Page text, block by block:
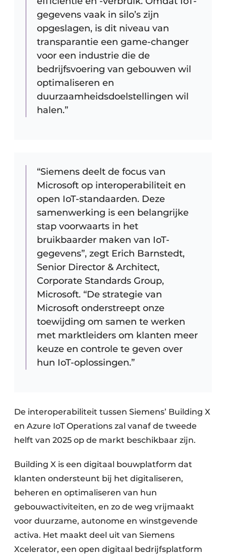
gegevens vaak in silo’s zijn
opgeslagen, is dit niveau van
transparantie een game-changer
voor een industrie die de
bedrijfsvoering van gebouwen wil
optimaliseren en
duurzaamheidsdoelstellingen wil
halen.”
“Siemens deelt de focus van
Microsoft op interoperabiliteit en
open IoT-standaarden. Deze
samenwerking is een belangrijke
stap voorwaarts in het
bruikbaarder maken van IoT-
gegevens”, zegt Erich Barnstedt,
Senior Director & Architect,
Corporate Standards Group,
Microsoft. “De strategie van
Microsoft onderstreept onze
toewijding om samen te werken
met marktleiders om klanten meer
keuze en controle te geven over
hun IoT-oplossingen.”
De interoperabiliteit tussen Siemens’ Building X
en Azure IoT Operations zal vanaf de tweede
helft van 2025 op de markt beschikbaar zijn.
Building X is een digitaal bouwplatform dat
klanten ondersteunt bij het digitaliseren,
beheren en optimaliseren van hun
gebouwactiviteiten, en zo de weg vrijmaakt
voor duurzame, autonome en winstgevende
activa. Het maakt deel uit van Siemens
Xcelerator, een open digitaal bedrijfsplatform